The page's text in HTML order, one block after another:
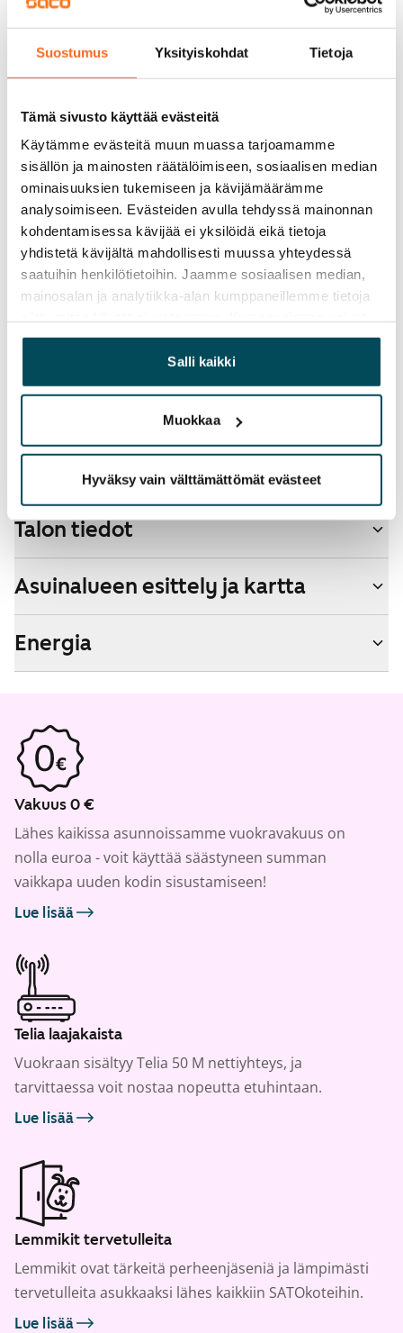
Suostumus Yksityiskohdat Tietoja
Tämä sivusto käyttää evästeitä
Käytämme evästeitä muun muassa tarjoamamme
sisällön ja mainosten räätälöimiseen, sosiaalisen median
ominaisuuksien tukemiseen ja kävijämäärämme
analysoimiseen. Evästeiden avulla tehdyssä mainonnan
kohdentamisessa kävijää ei yksilöidä eikä tietoja
yhdistetä kävijältä mahdollisesti muussa yhteydessä
saatuihin henkilötietoihin. Jaamme sosiaalisen median,
mainosalan ja analytiikka-alan kumppaneillemme tietoja
yhdistää näitä tietoja muihin tietoihin, joita olet antanut
heille tai joita on kerätty, kun olet käyttänyt heidän
palvelujaan.
Salli kaikki
Muokkaa
Hyväksy vain välttämättömät evästeet
0 €, (yrityksille min. 1 kk vuokra)
Kotivakuutus
Vesimaksu
27 €/hlö/kk
Sähkömaksu
Vuokralainen solmii itse sähkösopimuksen.
Laajakaista
Vuokraan sisältyy 50 M laajakaistaliittymä. Voit hankkia
operaattoriin Telia.
Kyllä
Ei
Talon tiedot
Asuinalueen esittely ja kartta
Energia
Vakuus 0 €
Lähes kaikissa asunnoissamme vuokravakuus on
nolla euroa - voit käyttää säästyneen summan
vaikkapa uuden kodin sisustamiseen!
Lue lisää
Telia laajakaista
Vuokraan sisältyy Telia 50 M nettiyhteys, ja
tarvittaessa voit nostaa nopeutta etuhintaan.
Lue lisää
Lemmikit tervetulleita
Lemmikit ovat tärkeitä perheenjäseniä ja lämpimästi
tervetulleita asukkaaksi lähes kaikkiin SATOkoteihin.
Lue lisää